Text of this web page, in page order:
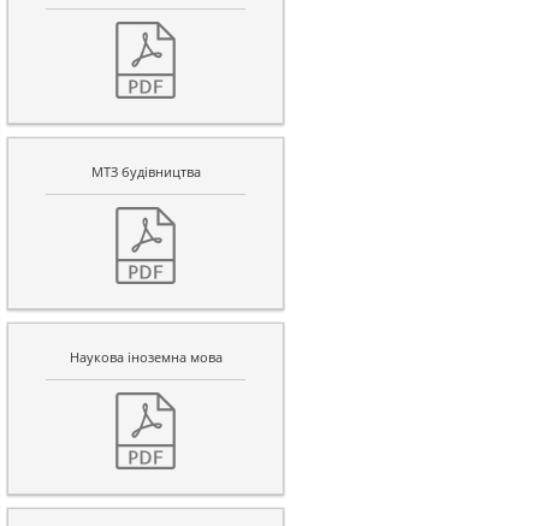
МТЗ будівництва
Наукова іноземна мова